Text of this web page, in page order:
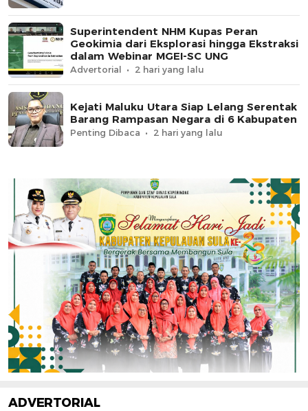
Superintendent NHM Kupas Peran
Geokimia dari Eksplorasi hingga Ekstraksi
dalam Webinar MGEI-SC UNG
Advertorial 2 hari yang lalu
Kejati Maluku Utara Siap Lelang Serentak
Barang Rampasan Negara di 6 Kabupaten
Penting Dibaca 2 hari yang lalu
ADVERTORIAL